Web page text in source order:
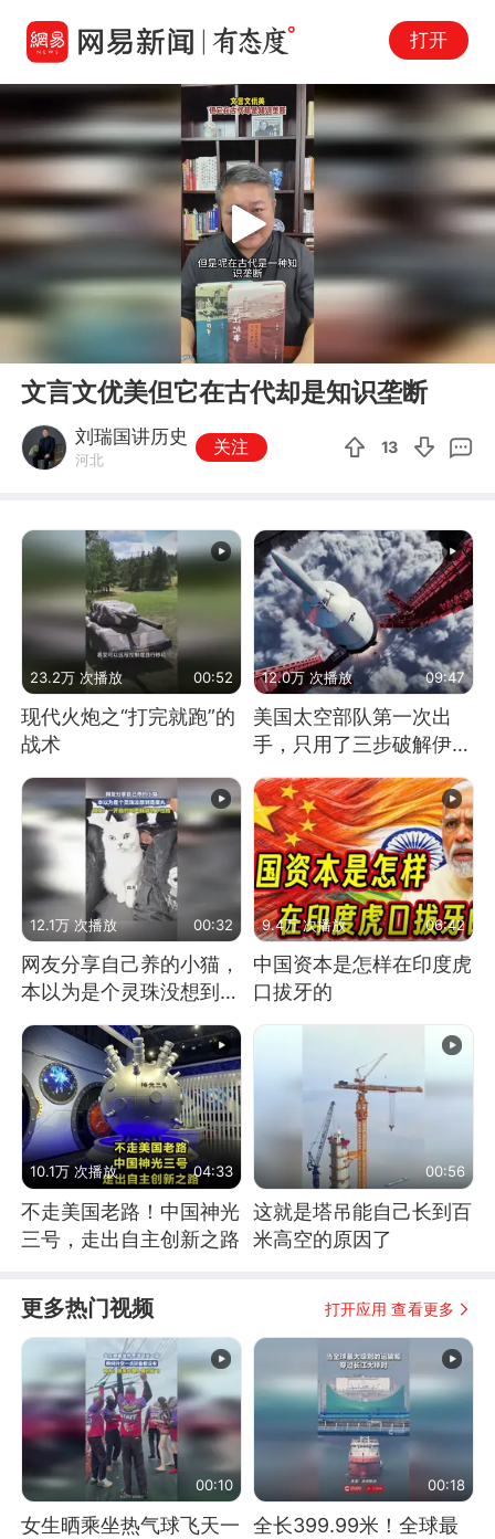
打开
00:11
Play
文言文优美但它在古代却是知识垄断
刘瑞国讲历史
河北
关注 13
23.2万 次播放 00:52
现代火炮之“打完就跑”的
战术
12.0万 次播放 09:47
美国太空部队第一次出
手，只用了三步破解伊朗
防空
12.1万 次播放 00:32
网友分享自己养的小猫，
本以为是个灵珠没想到是
9.4万 次播放 06:42
中国资本是怎样在印度虎
口拔牙的
10.1万 次播放 04:33
不走美国老路！中国神光
三号，走出自主创新之路
00:56
这就是塔吊能自己长到百
米高空的原因了
更多热门视频 打开应用 查看更多
00:10
女生晒乘坐热气球飞天一
00:18
全长399.99米！全球最